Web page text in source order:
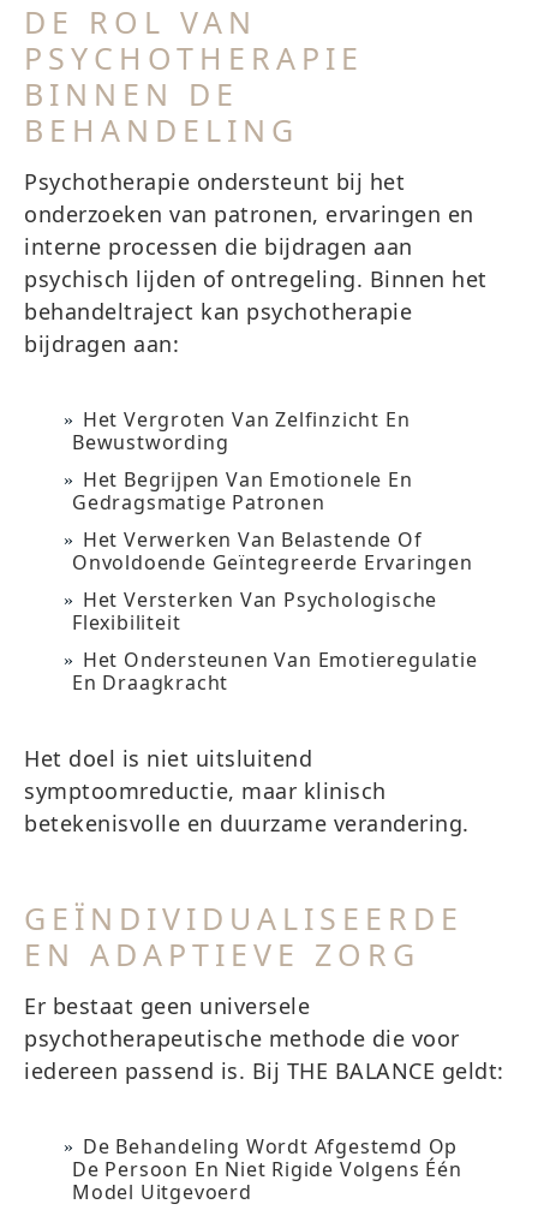
DE ROL VAN
PSYCHOTHERAPIE
BINNEN DE
BEHANDELING
Psychotherapie ondersteunt bij het
onderzoeken van patronen, ervaringen en
interne processen die bijdragen aan
psychisch lijden of ontregeling. Binnen het
behandeltraject kan psychotherapie
bijdragen aan:
Het Vergroten Van Zelfinzicht En
Bewustwording
Het Begrijpen Van Emotionele En
Gedragsmatige Patronen
Het Verwerken Van Belastende Of
Onvoldoende Geïntegreerde Ervaringen
Het Versterken Van Psychologische
Flexibiliteit
Het Ondersteunen Van Emotieregulatie
En Draagkracht
Het doel is niet uitsluitend
symptoomreductie, maar klinisch
betekenisvolle en duurzame verandering.
GEÏNDIVIDUALISEERDE
EN ADAPTIEVE ZORG
Er bestaat geen universele
psychotherapeutische methode die voor
iedereen passend is. Bij THE BALANCE geldt:
De Behandeling Wordt Afgestemd Op
De Persoon En Niet Rigide Volgens Één
Model Uitgevoerd